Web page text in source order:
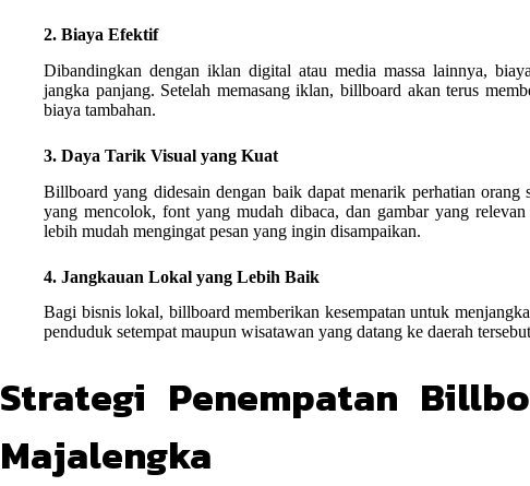
2. Biaya Efektif
Dibandingkan dengan iklan digital atau media massa lainnya,
jangka panjang. Setelah memasang iklan, billboard akan terus
biaya tambahan.
3. Daya Tarik Visual yang Kuat
Billboard yang didesain dengan baik dapat menarik perhatian orang
yang mencolok, font yang mudah dibaca, dan gambar yang
lebih mudah mengingat pesan yang ingin disampaikan.
4. Jangkauan Lokal yang Lebih Baik
Bagi bisnis lokal, billboard memberikan kesempatan untuk
penduduk setempat maupun wisatawan yang datang ke daerah
Strategi Penempatan
Majalengka